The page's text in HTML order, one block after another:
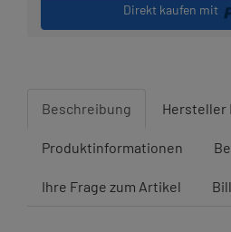
Direkt kaufen mit
Beschreibung Hersteller
Produktinformationen
Ihre Frage zum Artikel